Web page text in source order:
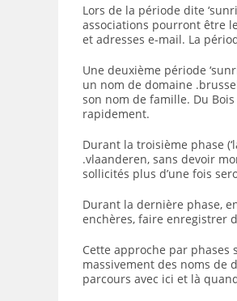
Lors de la période dite
associations pourront être
et adresses e-mail. La
Une deuxième période
un nom de domaine
son nom de famille. Du
rapidement.
Durant la troisième phase
.vlaanderen, sans devoir
sollicités plus d’une fois
Durant la dernière phase,
enchères, faire enregistrer
Cette approche par phases
massivement des noms de
parcours avec ici et là